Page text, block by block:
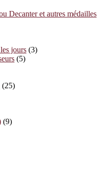
Decanter et autres médailles
jours (3)
(5)
(25)
(9)